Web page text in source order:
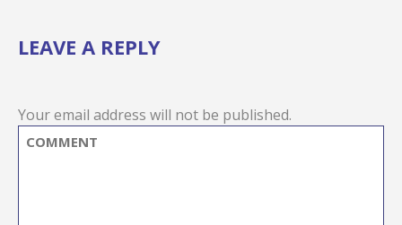
LEAVE A REPLY
Your email address will not be published.